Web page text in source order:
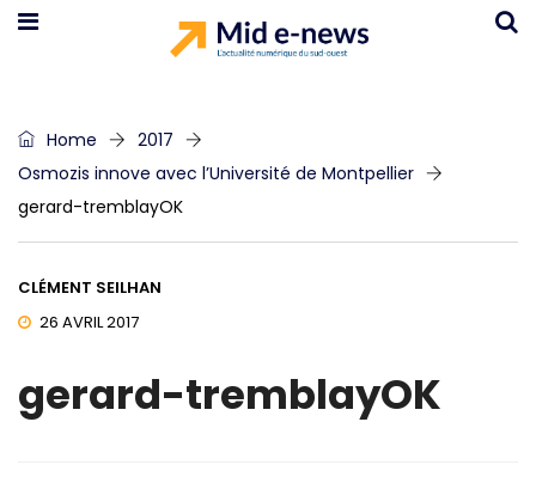
Home
2017
Osmozis innove avec l’Université de Montpellier
gerard-tremblayOK
CLÉMENT SEILHAN
26 AVRIL 2017
gerard-tremblayOK